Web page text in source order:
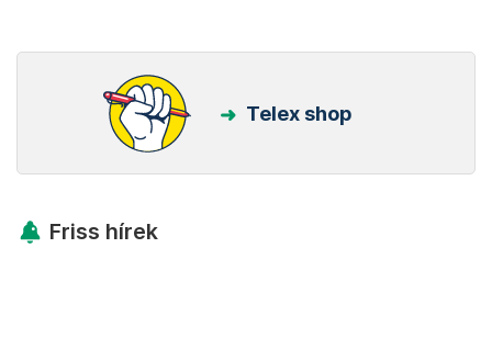
Telex shop
Friss hírek